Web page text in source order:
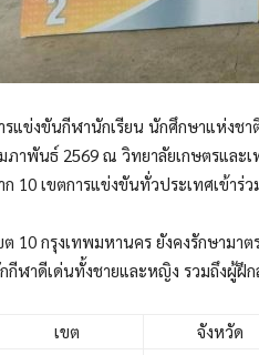
รแข่งขันกีฬานักเรียน นักศึกษาแห่งช
ภาพันธ์ 2569 ณ วิทยาลัยเกษตรและเ
ก 10 เขตการแข่งขันทั่วประเทศเข้าร่ว
ต 10 กรุงเทพมหานคร ยังคงรักษามา
กีฬาดีเด่นทั้งชายและหญิง รวมถึงผู้ฝึ
เขต จังหวัด